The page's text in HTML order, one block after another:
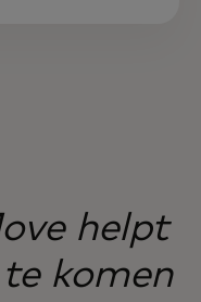
helpt
komen